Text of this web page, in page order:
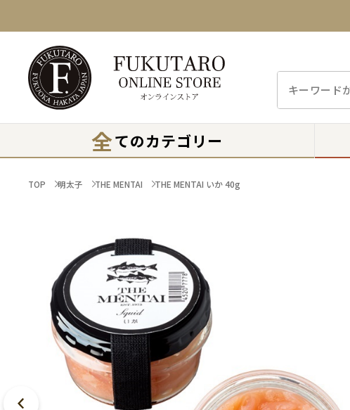
全てのカテゴリー
TOP 明太子 THE MENTAI THE MENTAI いか 40g